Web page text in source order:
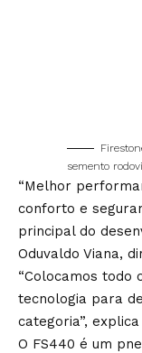
semento
“Melhor
conforto e
principal do
Oduvaldo Viana,
“Colocamos todo
tecnologia para
categoria”, explica
O FS440 é um